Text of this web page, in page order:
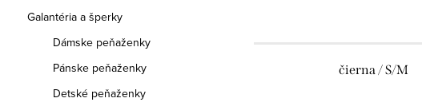
Galantéria a šperky
Dámske peňaženky
Pánske peňaženky
Detské peňaženky
čierna / S/M